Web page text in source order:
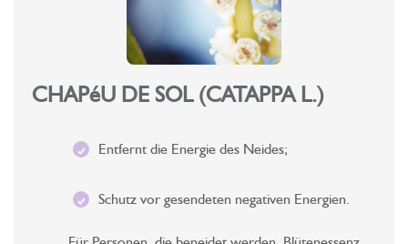
CHAPéU DE SOL (CATAPPA L.)
Entfernt die Energie des Neides;
Schutz vor gesendeten negativen Energien.